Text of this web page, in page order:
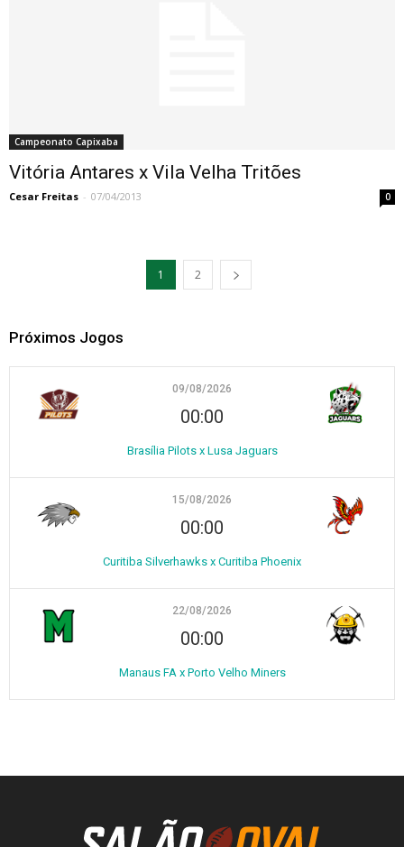
Campeonato Capixaba
Vitória Antares x Vila Velha Tritões
Cesar Freitas - 07/04/2013 0
1 2
Próximos Jogos
09/08/2026
00:00
Brasília Pilots x Lusa Jaguars
15/08/2026
00:00
Curitiba Silverhawks x Curitiba Phoenix
22/08/2026
00:00
Manaus FA x Porto Velho Miners